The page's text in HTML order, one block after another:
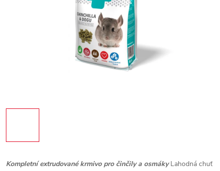
Kompletní extrudované krmivo pro činčily a osmáky Lahodná chuť